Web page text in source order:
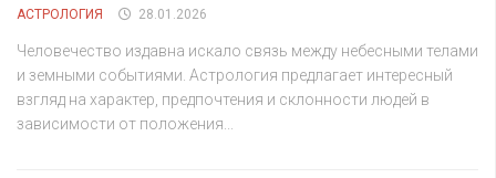
АСТРОЛОГИЯ 28.01.2026
Человечество издавна искало связь между небесными телами
и земными событиями. Астрология предлагает интересный
взгляд на характер, предпочтения и склонности людей в
зависимости от положения...